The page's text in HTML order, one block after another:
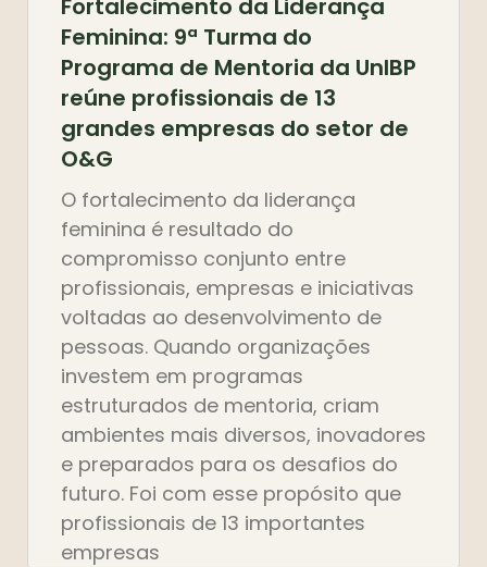
Fortalecimento da Liderança
Feminina: 9ª Turma do
Programa de Mentoria da UnIBP
reúne profissionais de 13
grandes empresas do setor de
O&G
O fortalecimento da liderança
feminina é resultado do
compromisso conjunto entre
profissionais, empresas e iniciativas
voltadas ao desenvolvimento de
pessoas. Quando organizações
investem em programas
estruturados de mentoria, criam
ambientes mais diversos, inovadores
e preparados para os desafios do
futuro. Foi com esse propósito que
profissionais de 13 importantes
empresas